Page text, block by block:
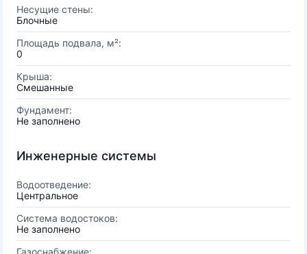
Несущие стены:
Блочные
Площадь подвала, м²:
0
Крыша:
Смешанные
Фундамент:
Не заполнено
Инженерные системы
Водоотведение:
Центральное
Система водостоков:
Не заполнено
Газоснабжение: